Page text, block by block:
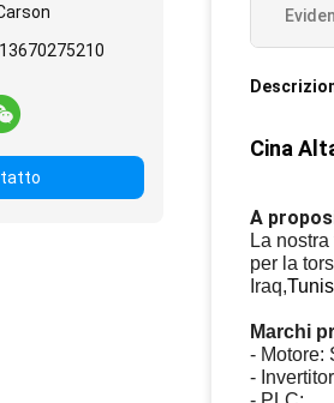
Cina
A
La
per la
Iraq,
Marchi
- Motore:
-